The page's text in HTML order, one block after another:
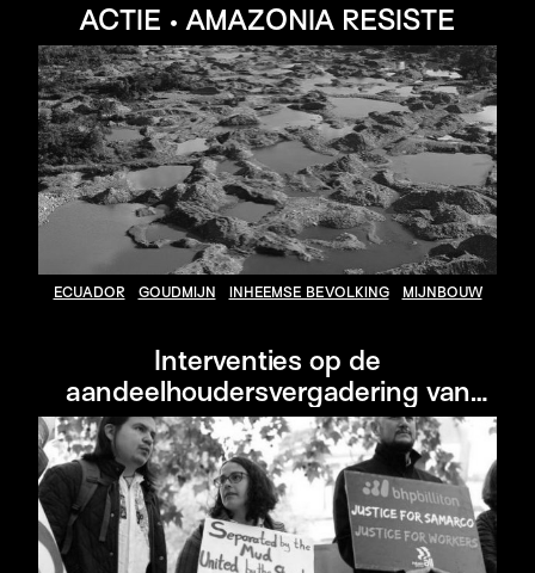
ACTIE • AMAZONIA RESISTE
ECUADOR GOUDMIJN INHEEMSE BEVOLKING MIJNBOUW
Interventies op de
aandeelhoudersvergadering van
BHP